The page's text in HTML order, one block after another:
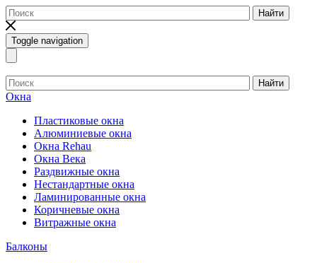
Найти
Toggle navigation
Найти
Окна
Пластиковые окна
Алюминиевые окна
Окна Rehau
Окна Века
Раздвижные окна
Нестандартные окна
Ламинированные окна
Коричневые окна
Витражные окна
Балконы